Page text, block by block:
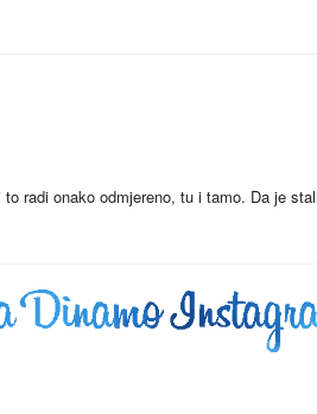
radi onako odmjereno, tu i tamo. Da je